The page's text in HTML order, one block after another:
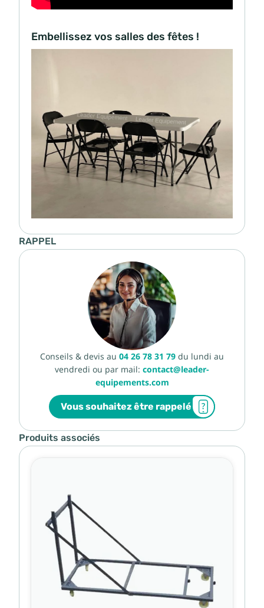
Embellissez vos salles des fêtes !
RAPPEL
Conseils & devis au 04 26 78 31 79 du lundi au
vendredi ou par mail: contact@leader-
equipements.com
Vous souhaitez être rappelé
Produits associés